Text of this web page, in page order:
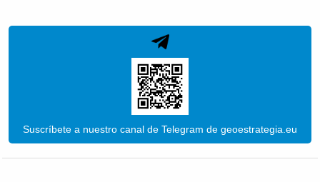
Suscríbete a nuestro canal de Telegram de geoestrategia.eu